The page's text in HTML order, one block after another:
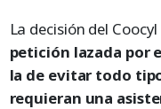
La decisión del
petición lazada por
la de evitar todo
requieran una